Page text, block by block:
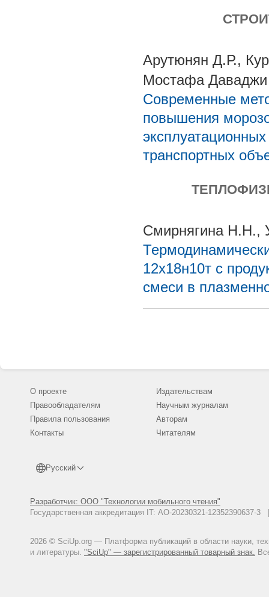
Арутюнян Д.Р.,
Мостафа
Современные
повышения
транспортных
Смирнягина Н.Н.,
12х18н10т с
смеси в
О проекте
Правообладателям
Правила пользования
Контакты
Русский
Разработчик: ООО "Технологии мобильного чтения"
Государственная аккредитация IT: АО-20230321-
2026 © SciUp.org — Платформа публикаций в области науки,
и литературы. "SciUp" — зарегистрированный товарный знак.
Издательствам
Научным журналам
Авторам
Читателям